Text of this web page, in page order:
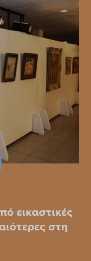
εικαστικές
στη